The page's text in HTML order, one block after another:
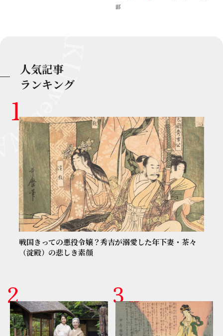
部
人気記事
ランキング
戦国きっての悪役令嬢？秀吉が溺愛した年下妻・茶々
（淀殿）の悲しき素顔